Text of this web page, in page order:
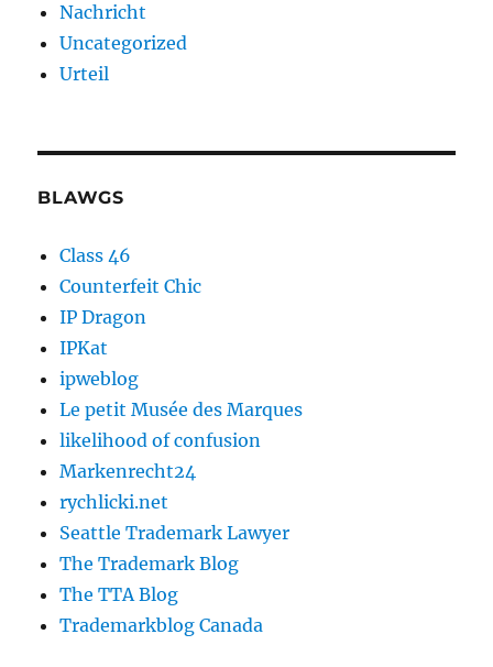
Nachricht
Uncategorized
Urteil
BLAWGS
Class 46
Counterfeit Chic
IP Dragon
IPKat
ipweblog
Le petit Musée des Marques
likelihood of confusion
Markenrecht24
rychlicki.net
Seattle Trademark Lawyer
The Trademark Blog
The TTA Blog
Trademarkblog Canada